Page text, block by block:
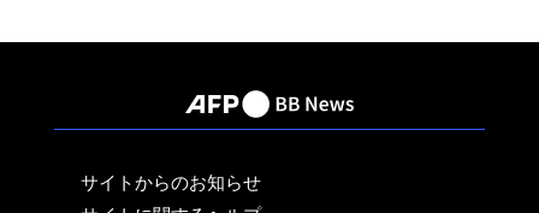
サイトからのお知らせ